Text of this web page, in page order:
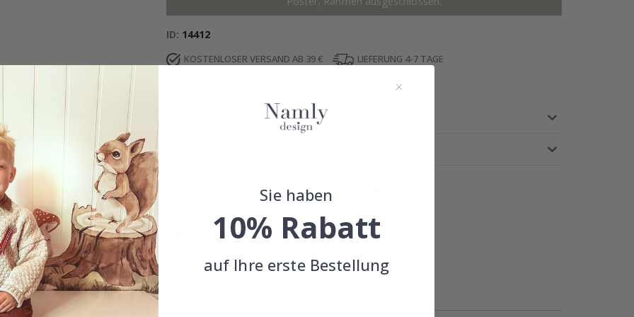
ID 14412
KOSTENLOSER VERSAND AB 39 €
LIEFERUNG 4-7 TAGE
Inspiration von unseren glücklichen Kunden!
Teile dein Bild mit #namly_design
Sie haben
10% Rabatt
auf Ihre erste Bestellung